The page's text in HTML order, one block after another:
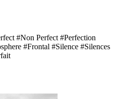
#Non Perfect #Perfection
#Frontal #Silence #Silences